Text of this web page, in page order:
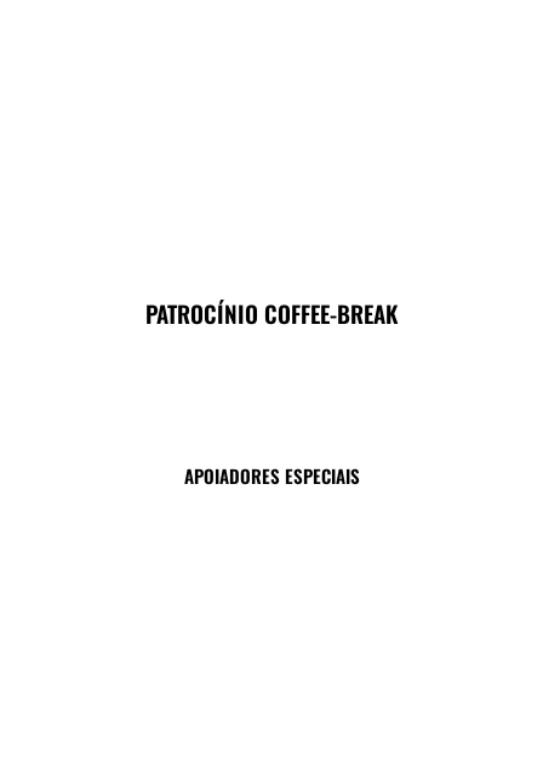
PATROCÍNIO COFFEE-BREAK
APOIADORES ESPECIAIS